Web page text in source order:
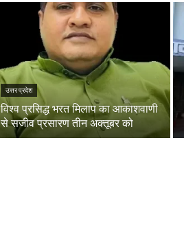
उत्तर प्रदेश
विश्व प्रसिद्ध भरत मिलाप का आकाशवाणी
से सजीव प्रसारण तीन अक्तूबर को